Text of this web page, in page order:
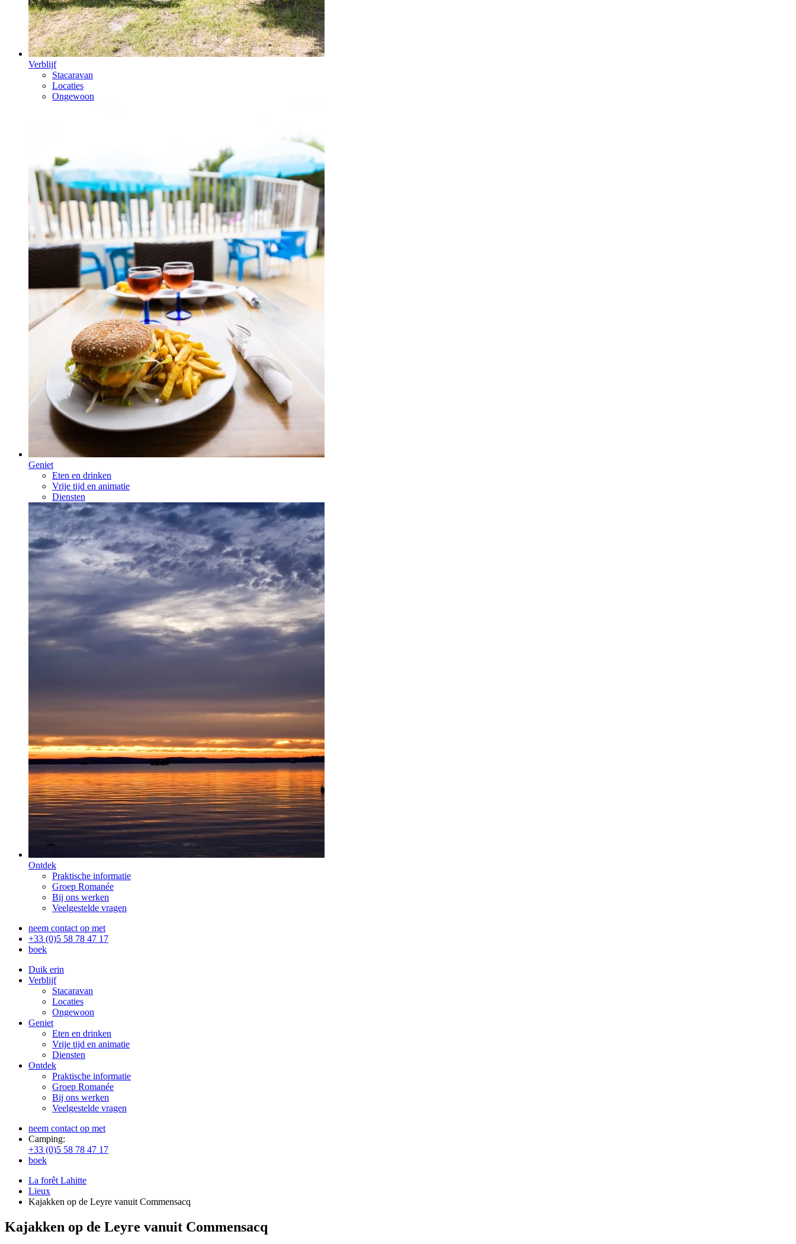
Verblijf
Stacaravan
Locaties
Ongewoon
Geniet
Eten en drinken
Vrije tijd en animatie
Diensten
Ontdek
Praktische informatie
Groep Romanée
Bij ons werken
Veelgestelde vragen
neem contact op met
+33 (0)5 58 78 47 17
boek
Duik erin
Verblijf
Stacaravan
Locaties
Ongewoon
Geniet
Eten en drinken
Vrije tijd en animatie
Diensten
Ontdek
Praktische informatie
Groep Romanée
Bij ons werken
Veelgestelde vragen
neem contact op met
Camping:
+33 (0)5 58 78 47 17
boek
La forêt Lahitte
Lieux
Kajakken op de Leyre vanuit Commensacq
Kajakken op de Leyre vanuit Commensacq